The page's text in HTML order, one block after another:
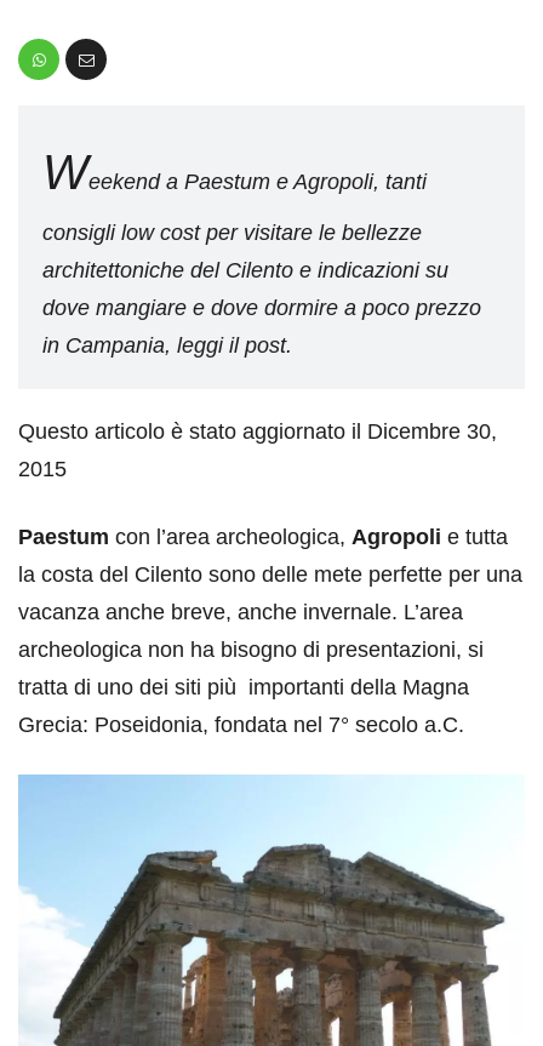
Weekend a Paestum e Agropoli, tanti
consigli low cost per visitare le bellezze
architettoniche del Cilento e indicazioni su
dove mangiare e dove dormire a poco prezzo
in Campania, leggi il post.
Questo articolo è stato aggiornato il Dicembre 30,
2015
Paestum con l’area archeologica, Agropoli e tutta
la costa del Cilento sono delle mete perfette per una
vacanza anche breve, anche invernale. L’area
archeologica non ha bisogno di presentazioni, si
tratta di uno dei siti più importanti della Magna
Grecia: Poseidonia, fondata nel 7° secolo a.C.